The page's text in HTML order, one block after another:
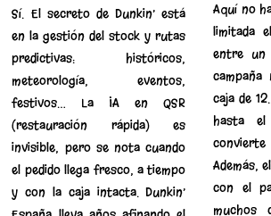
Sí. El secreto de Dunkin’ está
en la gestión del stock y rutas
predictivas: históricos,
meteorología, eventos,
festivos… La IA en QSR
(restauración rápida) es
invisible, pero se nota cuando
el pedido llega fresco, a tiempo
y con la caja intacta. Dunkin’
Aquí no
limitada
entre
campaña
caja de
hasta el
convierte
Además,
con el
muchos